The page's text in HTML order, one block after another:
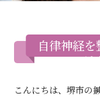
自律神経
は
こんにちは、堺市の